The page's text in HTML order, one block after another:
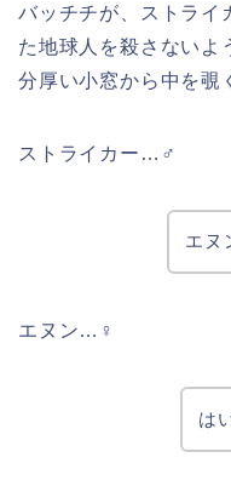
バッチチが、ストライ
た地球人を殺さないよ
分厚い小窓から中を覗
ストライカー…♂
エヌ
エヌン…♀
は